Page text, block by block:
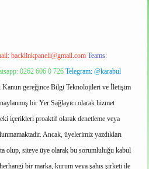
backlinkpaneli@gmail.com Teams:
0262 606 0 726 Telegram: @karabul
Kanun gereğince Bilgi Teknolojileri ve İletişim
bir Yer Sağlayıcı olarak hizmet
içerikleri proaktif olarak denetleme veya
Ancak, üyelerimiz yazdıkları
olup, siteye üye olarak bu sorumluluğu kabul
bir marka, kurum veya şahıs şirketi ile